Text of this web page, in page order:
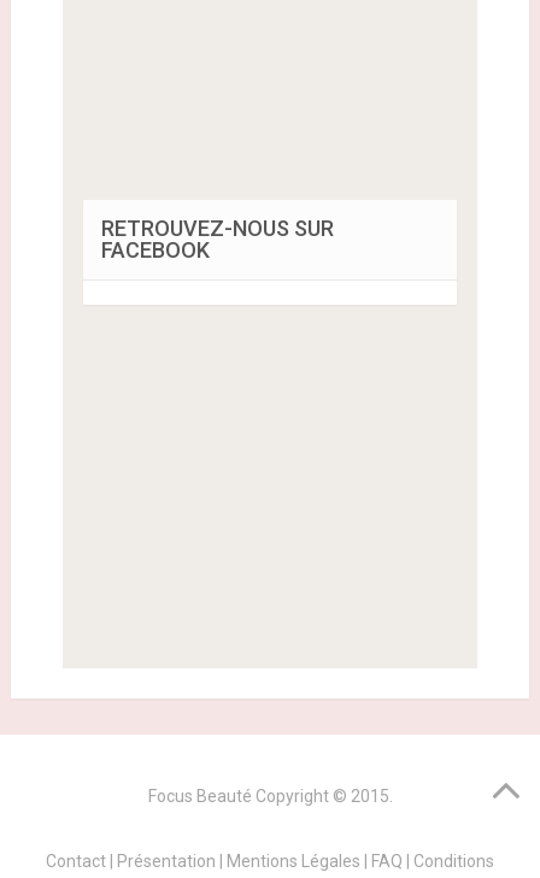
RETROUVEZ-NOUS SUR
FACEBOOK
Focus Beauté Copyright © 2015.
Contact Présentation Mentions Légales FAQ Conditions